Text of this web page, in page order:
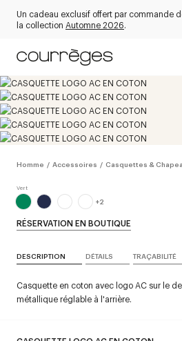
Un cadeau exclusif offert par commande
la collection Automne 2026.
Homme / Accessoires / Casquettes &
+2
RÉSERVATION EN BOUTIQUE
DESCRIPTION DÉTAILS TRAÇABILITÉ
Casquette en coton avec logo AC sur le
métallique réglable à l'arrière.